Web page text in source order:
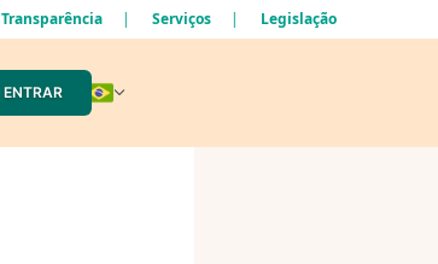
Transparência Serviços
Legislação
ENTRAR